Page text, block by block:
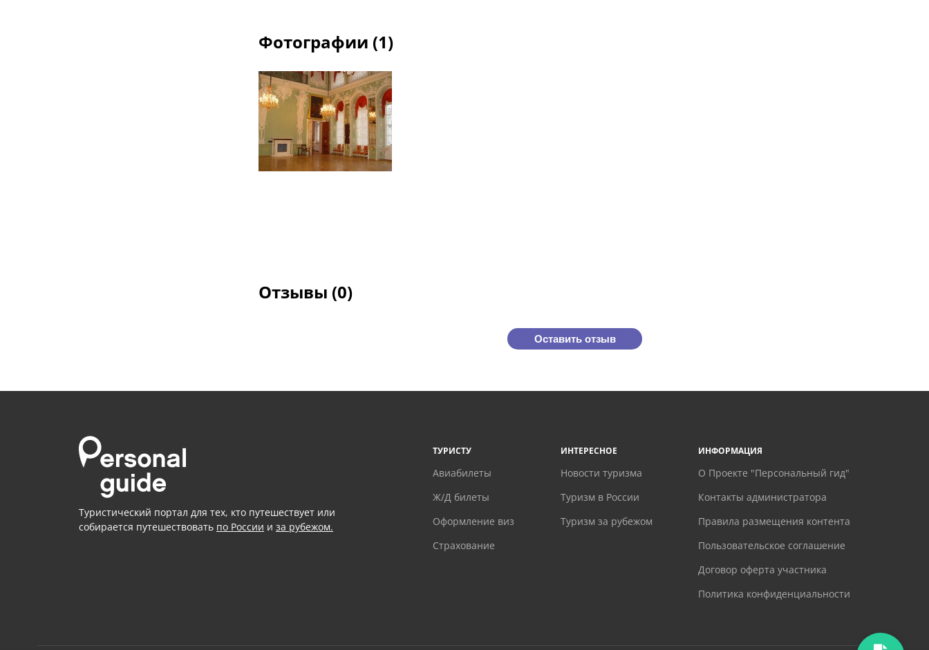
Фотографии (1)
Отзывы (0)
Оставить отзыв
Туристический портал для тех, кто путешествует или
собирается путешествовать по России и за рубежом.
ТУРИСТУ
Авиабилеты
Ж/Д билеты
Оформление виз
Страхование
ИНТЕРЕСНОЕ
Новости туризма
Туризм в России
Туризм за рубежом
ИНФОРМАЦИЯ
О Проекте "Персональный гид"
Контакты администратора
Правила размещения контента
Пользовательское соглашение
Договор оферта участника
Политика конфиденциальности